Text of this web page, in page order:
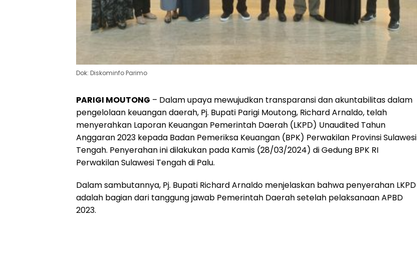
Dok: Diskominfo Parimo
PARIGI MOUTONG – Dalam upaya mewujudkan transparansi dan akuntabilitas dalam
pengelolaan keuangan daerah, Pj. Bupati Parigi Moutong, Richard Arnaldo, telah
menyerahkan Laporan Keuangan Pemerintah Daerah (LKPD) Unaudited Tahun
Anggaran 2023 kepada Badan Pemeriksa Keuangan (BPK) Perwakilan Provinsi Sulawesi
Tengah. Penyerahan ini dilakukan pada Kamis (28/03/2024) di Gedung BPK RI
Perwakilan Sulawesi Tengah di Palu.
Dalam sambutannya, Pj. Bupati Richard Arnaldo menjelaskan bahwa penyerahan LKPD
adalah bagian dari tanggung jawab Pemerintah Daerah setelah pelaksanaan APBD
2023.